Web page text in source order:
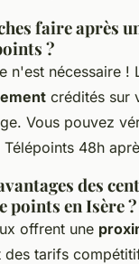
faire après
?
n'est nécessaire !
crédités sur
Vous pouvez
48h
des
points en Isère ?
offrent une
des tarifs